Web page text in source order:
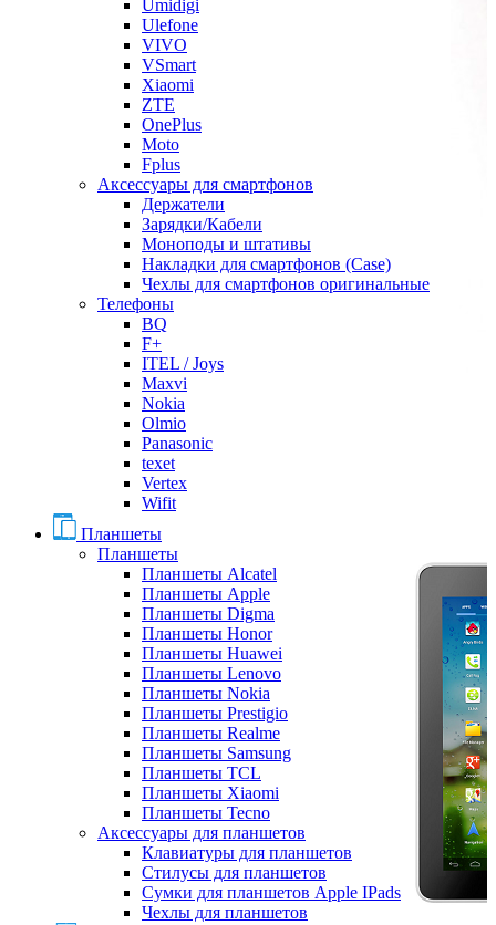
Umidigi
Ulefone
VIVO
VSmart
Xiaomi
ZTE
OnePlus
Moto
Fplus
Аксессуары для смартфонов
Держатели
Зарядки/Кабели
Моноподы и штативы
Накладки для смартфонов (Case)
Чехлы для смартфонов оригинальные
Телефоны
BQ
F+
ITEL / Joys
Maxvi
Nokia
Olmio
Panasonic
texet
Vertex
Wifit
Планшеты
Планшеты
Планшеты Alcatel
Планшеты Apple
Планшеты Digma
Планшеты Honor
Планшеты Huawei
Планшеты Lenovo
Планшеты Nokia
Планшеты Prestigio
Планшеты Realme
Планшеты Samsung
Планшеты TCL
Планшеты Xiaomi
Планшеты Tecno
Аксессуары для планшетов
Клавиатуры для планшетов
Стилусы для планшетов
Сумки для планшетов Apple IPads
Чехлы для планшетов